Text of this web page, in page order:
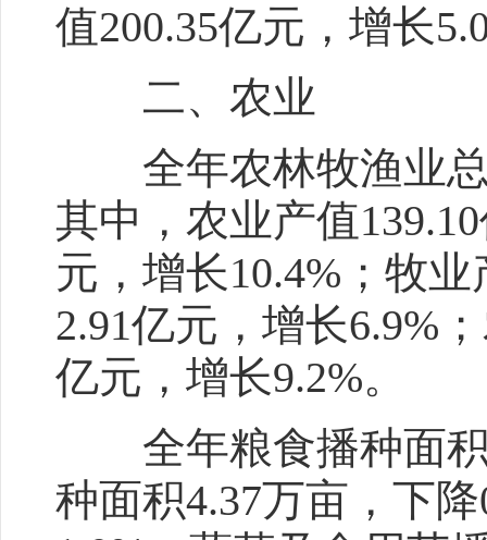
值200.35亿元，增长
二、农业
全年农林牧渔业总
其中，农业产值
元，增长10.4%；牧
2.91亿元，增长6.9%
亿元，增长9.2%。
全年粮食播种面积
种面积4.37万亩，下